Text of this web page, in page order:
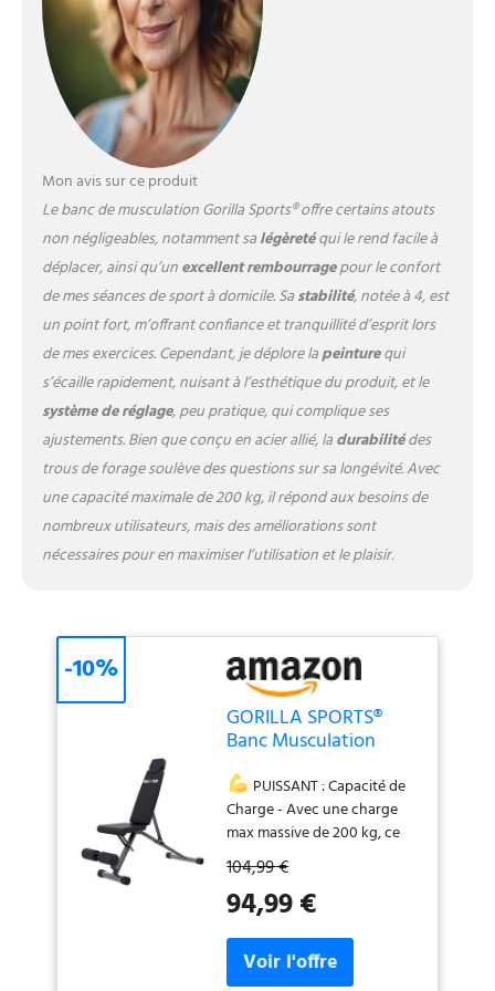
réglable, adapté à vos
séances intenses incliné et
décliné avec ce banc
musculation multifonction.
Réglable sur 8 Positions -
pour dominer chaque
séance d'entraînement.
STABLE : Pieds
Antidérapants - Restez en
sécurité grâce aux pieds
antidérapants qui
maintiennent le banc
musculation inclinable solide
comme le roc, même lors de
vos levées les plus lourdes.
Mon avis sur ce produit
Le banc de musculation Gorilla Sports® offre certains atouts
non négligeables, notamment salégèretéqui le rend facile à
déplacer, ainsi qu’unexcellent rembourragepour le confort
de mes séances de sport à domicile. Sastabilité, notée à 4, est
un point fort, m’offrant confiance et tranquillité d’esprit lors
de mes exercices. Cependant, je déplore lapeinturequi
s’écaille rapidement, nuisant à l’esthétique du produit, et le
système de réglage, peu pratique, qui complique ses
ajustements. Bien que conçu en acier allié, ladurabilitédes
trous de forage soulève des questions sur sa longévité. Avec
une capacité maximale de 200 kg, il répond aux besoins de
nombreux utilisateurs, mais des améliorations sont
nécessaires pour en maximiser l’utilisation et le plaisir.
GORILLA SPORTS®
Banc Musculation
Pliable - Inclinable,
Déclinable, Plat,
Réglable, Charge Max
200kg, Argent/Noir -
Abdos Musculation
Appareil, Machine
Sport Maison, Fitness
PUISSANT : Capacité de
Charge - Avec une charge
max massive de 200 kg, ce
banc lombaire machine de
musculation pliante est
conçue pour vous aider à
musculation.
D'ESPACE : Pliable - Ce banc
104,99 €
94,99 €
-10%